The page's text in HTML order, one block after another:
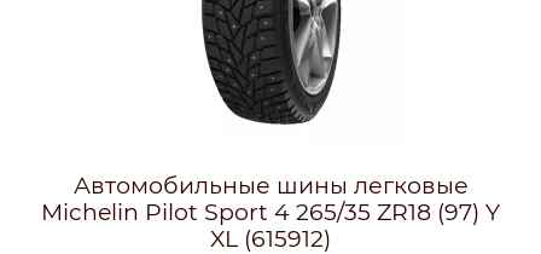
Автомобильные шины легковые
Michelin Pilot Sport 4 265/35 ZR18 (97) Y
XL (615912)